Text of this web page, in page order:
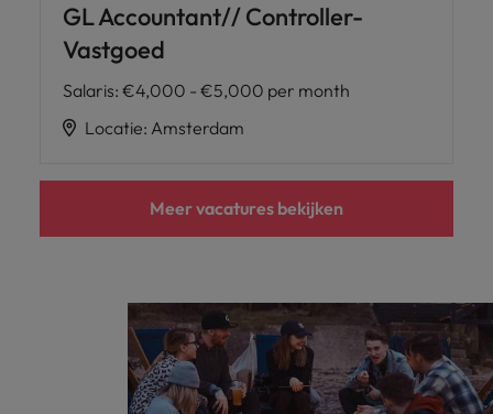
GL Accountant// Controller-
Vastgoed
Salaris: €4,000 - €5,000 per month
Locatie: Amsterdam
Meer vacatures bekijken